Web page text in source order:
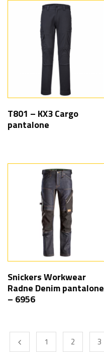
T801 – KX3 Cargo
pantalone
Snickers Workwear
Radne Denim pantalone
– 6956
1 2 3